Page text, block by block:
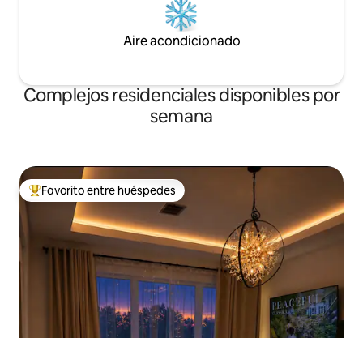
Aire acondicionado
Complejos residenciales disponibles por
semana
De los mejores en Favorito entre huéspedes
Favorito entre huéspedes